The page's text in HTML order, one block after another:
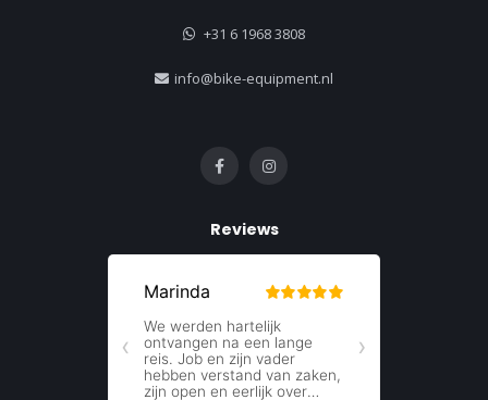
+31 6 1968 3808
info@bike-equipment.nl
Reviews